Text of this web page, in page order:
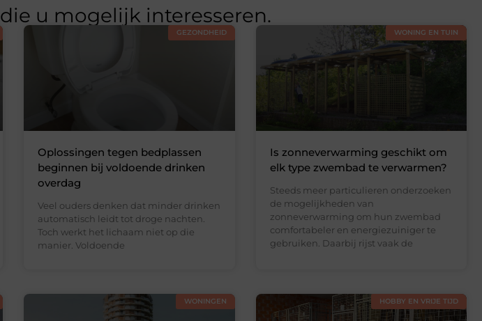
die u mogelijk interesseren.
GEZONDHEID
Oplossingen tegen bedplassen
beginnen bij voldoende drinken
overdag
Veel ouders denken dat minder drinken
automatisch leidt tot droge nachten.
Toch werkt het lichaam niet op die
manier. Voldoende
WONING EN TUIN
Is zonneverwarming geschikt om
elk type zwembad te verwarmen?
Steeds meer particulieren onderzoeken
de mogelijkheden van
zonneverwarming om hun zwembad
comfortabeler en energiezuiniger te
gebruiken. Daarbij rijst vaak de
WONINGEN HOBBY EN VRIJE TIJD